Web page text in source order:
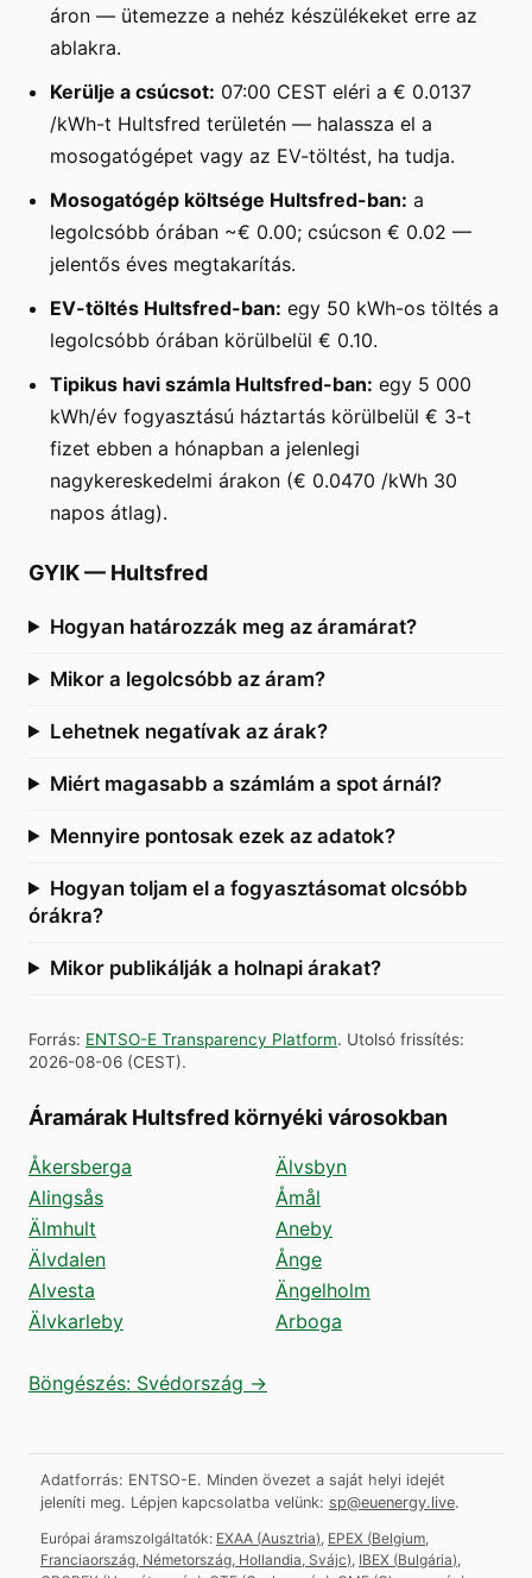
áron — ütemezze a nehéz készülékeket erre az
ablakra.
Kerülje a csúcsot: 07:00 CEST eléri a € 0.0137
/kWh-t Hultsfred területén — halassza el a
mosogatógépet vagy az EV-töltést, ha tudja.
Mosogatógép költsége Hultsfred-ban: a
legolcsóbb órában ~€ 0.00; csúcson € 0.02 —
jelentős éves megtakarítás.
EV-töltés Hultsfred-ban: egy 50 kWh-os töltés a
legolcsóbb órában körülbelül € 0.10.
Tipikus havi számla Hultsfred-ban: egy 5 000
kWh/év fogyasztású háztartás körülbelül € 3-t
fizet ebben a hónapban a jelenlegi
nagykereskedelmi árakon (€ 0.0470 /kWh 30
napos átlag).
GYIK— Hultsfred
Hogyan határozzák meg az áramárat?
Mikor a legolcsóbb az áram?
Lehetnek negatívak az árak?
Miért magasabb a számlám a spot árnál?
Mennyire pontosak ezek az adatok?
Hogyan toljam el a fogyasztásomat olcsóbb
órákra?
Mikor publikálják a holnapi árakat?
Forrás: ENTSO-E Transparency Platform. Utolsó frissítés:
2026-08-06 (CEST).
Áramárak Hultsfred környéki városokban
Åkersberga
Alingsås
Älmhult
Älvdalen
Alvesta
Älvkarleby
Älvsbyn
Åmål
Aneby
Ånge
Ängelholm
Arboga
Böngészés: Svédország →
Adatforrás: ENTSO-E. Minden övezet a saját helyi idejét
jeleníti meg. Lépjen kapcsolatba velünk: sp@euenergy.live.
Európai áramszolgáltatók: EXAA (Ausztria) EPEX (Belgium,
Franciaország, Németország, Hollandia, Svájc) IBEX (Bulgária)